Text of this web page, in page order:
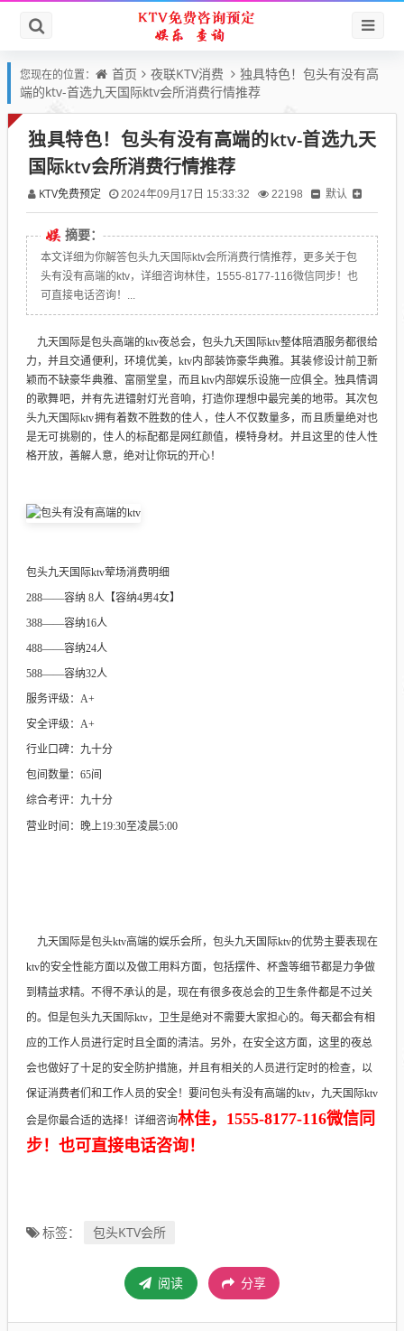
您现在的位置： 首页 夜联KTV消费
独具特色！包头有没有高
端的ktv-首选九天国际ktv会所消费行情推荐
独具特色！包头有没有高端的ktv-首选九天
国际ktv会所消费行情推荐
KTV免费预定 2024年09月17日 15:33:32 22198 默认
摘要：
本文详细为你解答包头九天国际ktv会所消费行情推荐，更多关于包
头有没有高端的ktv，详细咨询林佳，1555-8177-116微信同步！也
可直接电话咨询！...
九天国际是包头高端的ktv夜总会，包头九天国际ktv整体陪酒服务都很给
力，并且交通便利，环境优美，ktv内部装饰豪华典雅。其装修设计前卫新
颖而不缺豪华典雅、富丽堂皇，而且ktv内部娱乐设施一应俱全。独具情调
的歌舞吧，并有先进镭射灯光音响，打造你理想中最完美的地带。其次包
头九天国际ktv拥有着数不胜数的佳人，佳人不仅数量多，而且质量绝对也
是无可挑剔的，佳人的标配都是网红颜值，模特身材。并且这里的佳人性
格开放，善解人意，绝对让你玩的开心！
包头九天国际ktv荤场消费明细
288——容纳 8人【容纳4男4女】
388——容纳16人
488——容纳24人
588——容纳32人
服务评级：A+
安全评级：A+
行业口碑：九十分
包间数量：65间
综合考评：九十分
营业时间：晚上19:30至凌晨5:00
九天国际是包头ktv高端的娱乐会所，包头九天国际ktv的优势主要表现在
ktv的安全性能方面以及做工用料方面，包括摆件、杯盏等细节都是力争做
到精益求精。不得不承认的是，现在有很多夜总会的卫生条件都是不过关
的。但是包头九天国际ktv，卫生是绝对不需要大家担心的。每天都会有相
应的工作人员进行定时且全面的清洁。另外，在安全这方面，这里的夜总
会也做好了十足的安全防护措施，并且有相关的人员进行定时的检查，以
保证消费者们和工作人员的安全！要问包头有没有高端的ktv，九天国际ktv
会是你最合适的选择！详细咨询林佳，1555-8177-116微信同
步！也可直接电话咨询！
标签： 包头KTV会所
阅读 分享